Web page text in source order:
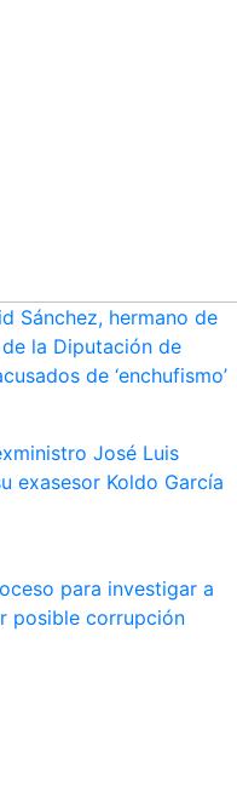
Sánchez, hermano de
la Diputación de
de ‘enchufismo’
José Luis
exasesor Koldo García
para investigar a
posible corrupción